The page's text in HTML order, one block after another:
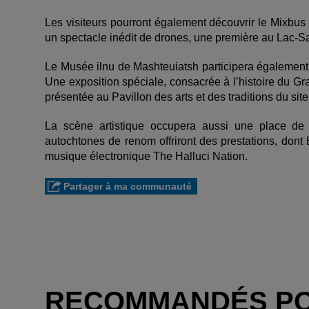
Les visiteurs pourront également découvrir le
un spectacle inédit de drones, une première au Lac-
Le Musée ilnu de Mashteuiatsh participera
Une exposition spéciale, consacrée à l’histoire du
présentée au Pavillon des arts et des traditions du site
La scène artistique occupera aussi une place
autochtones de renom offriront des prestations,
musique électronique The Halluci Nation.
Partager à ma communauté
RECOMMANDÉS